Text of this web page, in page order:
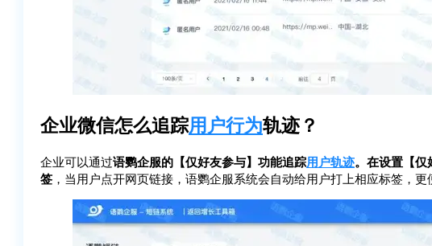
企业微信怎么追踪用户行为轨迹？
企业可以通过语鹦企服的【仅好友参与】功能追踪用户轨迹。在设置【仅
签 ，当用户点开网页链接，语鹦企服系统会自动给用户打上相应标签，更